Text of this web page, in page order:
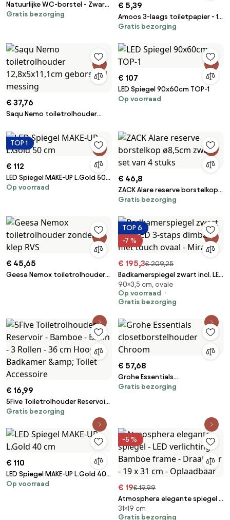
Natuurlijke WC-borstel - Zwart
- Bamboe
Gratis bezorging
€ 5,39
Amoos 3-laags toiletpapier - 12
rollen wc-papier
Gratis bezorging
€ 37,76
Saqu Nemo toiletrolhouder
messing
€ 107
LED Spiegel 90x60cm TOP-1
Op voorraad
TOP 1
€ 112
LED Spiegel MAKE-UP L.Gold 50
cm
Op voorraad
€ 46,8
ZACK Alare reserve borstelkop
ø8,5cm zwart set van 4 stuks
Gratis bezorging
€ 45,65
Geesa Nemox toiletrolhouder
TOP 6
-7 %
€ 195,3€ 209,25
Badkamerspiegel zwart incl. LED
3-staps dimbaar met touch
ovaal - Miral
90×3,5 cm, ovale
Op voorraad
Gratis bezorging
€ 16,99
5Five Toiletrolhouder Reservoir
- Bamboe - Bruin - 3 Rollen - 36
cm Hoog - Badkamer &amp;
Toilet Accessoire
Gratis bezorging
€ 57,68
Grohe Essentials
closetborstelhouder Chroom
Gratis bezorging
€ 110
LED Spiegel MAKE-UP L.Gold 40
cm
Op voorraad
-5 %
€ 19€ 19,99
Atmosphera elegante spiegel -
LED verlichting - Bamboe frame
31×19 cm
Gratis bezorging